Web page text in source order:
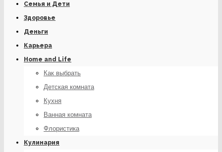
Семья и Дети
Здоровье
Деньги
Карьера
Home and Life
Как выбрать
Детская комната
Кухня
Ванная комната
Флористика
Кулинария